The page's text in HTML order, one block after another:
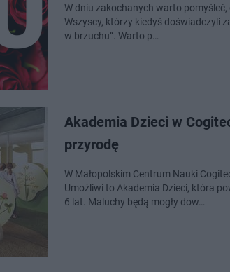
W dniu zakochanych warto pomyśleć,
Wszyscy, którzy kiedyś doświadczyli
w brzuchu”. Warto p…
Akademia Dzieci w
przyrodę
W Małopolskim Centrum Nauki
Umożliwi to Akademia Dzieci, która
6 lat. Maluchy będą mogły dow…